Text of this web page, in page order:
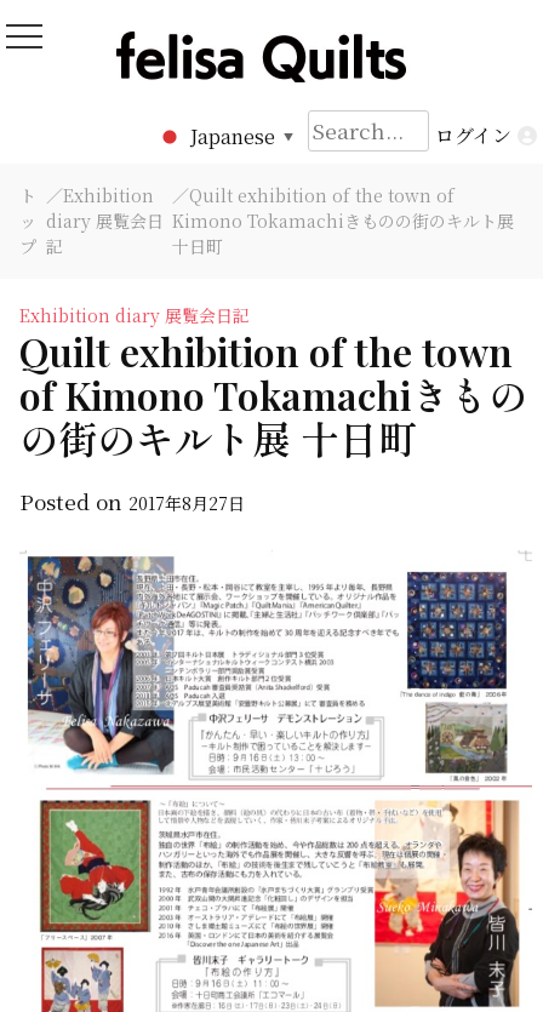
to
Felisa Quilts
パッチワークキルト Felisa Quilts
Japanese ▼
検
索:
ログイン
ト
ッ
プ
／Exhibition
diary 展覧会日
記
／Quilt exhibition of the town of
Kimono Tokamachiきものの街のキルト展
十日町
Exhibition diary 展覧会日記
Quilt exhibition of the town
of Kimono Tokamachiきもの
の街のキルト展 十日町
Posted on 2017年8月27日